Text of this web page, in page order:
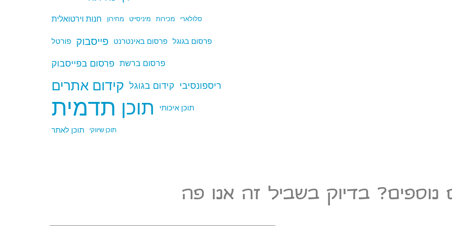
חנות וירטואלית מחירון מיניסייט מכירות סלולארי
פורטל פייסבוק פרסום באינטרנט פרסום בגוגל
פרסום בפייסבוק פרסום ברשת
קידום אתרים קידום בגוגל ריספונסיבי
תדמית תוכן תוכן איכותי
תוכן לאתר תוכן שיווקי
נוספים? בדיוק בשביל זה אנו פה